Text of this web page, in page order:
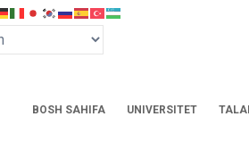
BOSH SAHIFA UNIVERSITET